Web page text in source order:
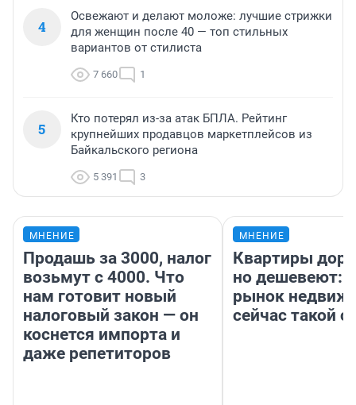
4
Освежают и делают моложе: лучшие стрижки
для женщин после 40 — топ стильных
вариантов от стилиста
7 660 1
5
Кто потерял из-за атак БПЛА. Рейтинг
крупнейших продавцов маркетплейсов из
Байкальского региона
5 391 3
МНЕНИЕ
Продашь за 3000, налог
возьмут с 4000. Что
нам готовит новый
налоговый закон — он
коснется импорта и
даже репетиторов
МНЕНИЕ
Квартиры
но дешевеют:
рынок
сейчас такой